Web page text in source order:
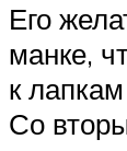
Его
манке,
к
Со